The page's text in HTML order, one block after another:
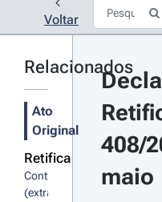
Voltar
Relacionados
Ato
Original
Retifica
Contrato
(extrato)
408/
maio